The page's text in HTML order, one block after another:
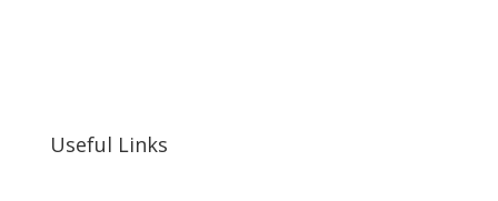
Useful Links